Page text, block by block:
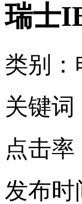
瑞士
类别：
关键
点击率
发布时